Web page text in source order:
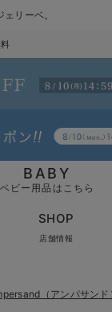
リーベ。
BABY
ベビー用品はこちら
SHOP
店舗情報
（アンパサン